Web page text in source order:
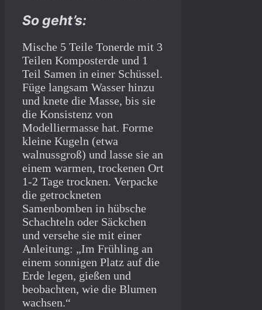
So geht’s:
Mische 5 Teile Tonerde mit 3
Teilen Komposterde und 1
Teil Samen in einer Schüssel.
Füge langsam Wasser hinzu
und knete die Masse, bis sie
die Konsistenz von
Modelliermasse hat. Forme
kleine Kugeln (etwa
walnussgroß) und lasse sie an
einem warmen, trockenen Ort
1-2 Tage trocknen. Verpacke
die getrockneten
Samenbomben in hübsche
Schachteln oder Säckchen
und versehe sie mit einer
Anleitung: „Im Frühling an
einem sonnigen Platz auf die
Erde legen, gießen und
beobachten, wie die Blumen
wachsen.“